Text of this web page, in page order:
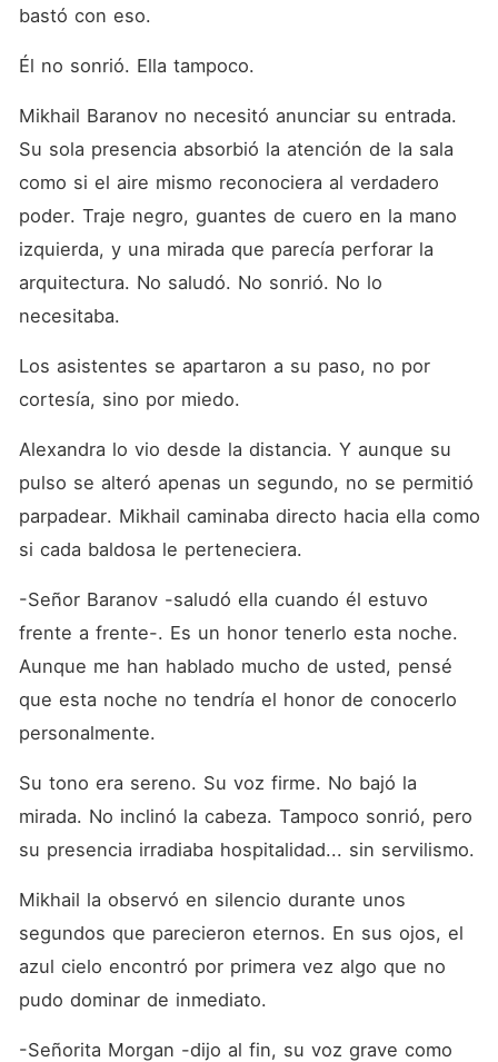
bastó con eso.
Él no sonrió. Ella tampoco.
Mikhail Baranov no necesitó anunciar su entrada.
Su sola presencia absorbió la atención de la sala
como si el aire mismo reconociera al verdadero
poder. Traje negro, guantes de cuero en la mano
izquierda, y una mirada que parecía perforar la
arquitectura. No saludó. No sonrió. No lo
necesitaba.
Los asistentes se apartaron a su paso, no por
cortesía, sino por miedo.
Alexandra lo vio desde la distancia. Y aunque su
pulso se alteró apenas un segundo, no se permitió
parpadear. Mikhail caminaba directo hacia ella como
si cada baldosa le perteneciera.
-Señor Baranov -saludó ella cuando él estuvo
frente a frente-. Es un honor tenerlo esta noche.
Aunque me han hablado mucho de usted, pensé
que esta noche no tendría el honor de conocerlo
personalmente.
Su tono era sereno. Su voz firme. No bajó la
mirada. No inclinó la cabeza. Tampoco sonrió, pero
su presencia irradiaba hospitalidad... sin servilismo.
Mikhail la observó en silencio durante unos
segundos que parecieron eternos. En sus ojos, el
azul cielo encontró por primera vez algo que no
pudo dominar de inmediato.
-Señorita Morgan -dijo al fin, su voz grave como